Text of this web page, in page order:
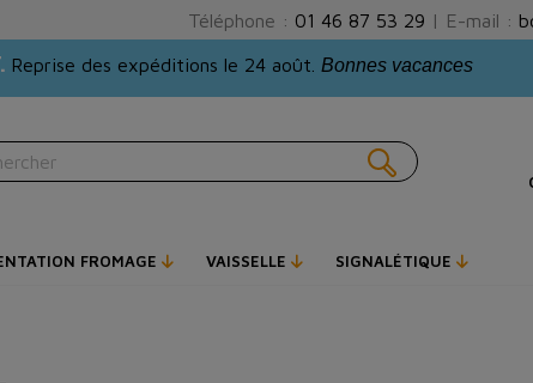
Téléphone : 01 46 87 53 29 | E-mail :
Reprise des expéditions le 24 août. Bonnes vacances
FROMAGE VAISSELLE SIGNALÉTIQUE